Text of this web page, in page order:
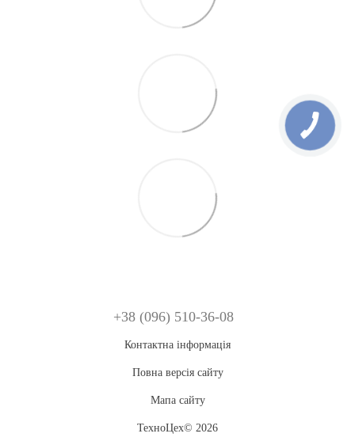
+38 (096) 510-36-08
Контактна інформація
Повна версія сайту
Мапа сайту
ТехноЦех© 2026